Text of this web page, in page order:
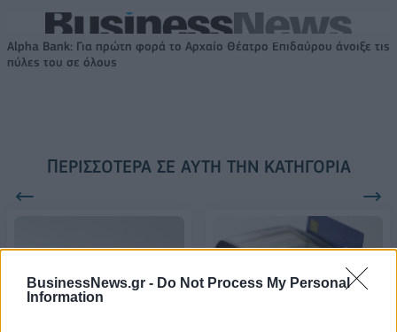
BusinessNews.gr - Do Not Process My Personal
Information
Alpha Bank: Για πρώτη φορά το Αρχαίο Θέατρο Επιδαύρου άνοιξε τις
πύλες του σε όλους
ΠΕΡΙΣΣΌΤΕΡΑ ΣΕ ΑΥΤΉ ΤΗΝ ΚΑΤΗΓΟΡΊΑ